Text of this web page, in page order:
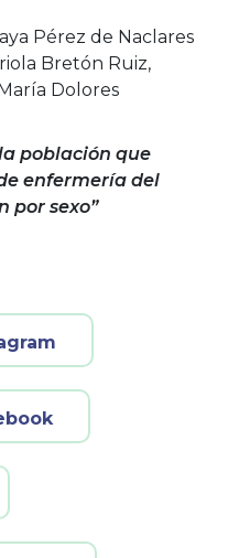
Pérez de Naclares
Bretón Ruiz,
Dolores
población que
enfermería del
por sexo”